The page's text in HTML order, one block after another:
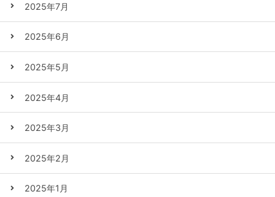
2025年7月
2025年6月
2025年5月
2025年4月
2025年3月
2025年2月
2025年1月